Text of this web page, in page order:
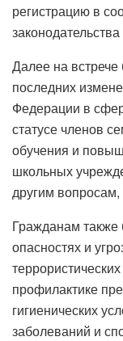
регистрацию в
Далее на
последних
Федерации в
статусе членов
обучения и
школьных
другим
Гражданам
опасностях и
профилактике
гигиенических
заболеваний и